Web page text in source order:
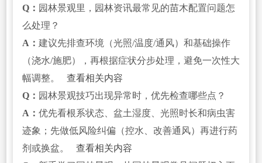
Q： 园林景观里，园林资讯最常见的苗木配置问题怎
么处理？
A： 建议先排查环境（光照/温度/通风）和基础操作
（浇水/施肥），再根据症状分步处理，避免一次性大
幅调整。
查看相关内容
Q： 园林景观技巧出现异常时，优先检查哪些点？
A： 优先看根系状态、盆土湿度、光照时长和病虫害
迹象；先做低风险纠偏（控水、改善通风）再进行药
剂或换盆。
查看相关内容